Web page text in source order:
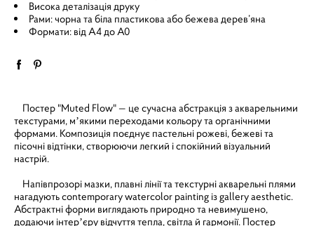
Висока деталізація друку
Рами: чорна та біла пластикова або бежева дерев’яна
Формати: від A4 до A0
Постер "Muted Flow" — це сучасна абстракція з акварельними
текстурами, мʼякими переходами кольору та органічними
формами. Композиція поєднує пастельні рожеві, бежеві та
пісочні відтінки, створюючи легкий і спокійний візуальний
настрій.
Напівпрозорі мазки, плавні лінії та текстурні акварельні плями
нагадують contemporary watercolor painting із gallery aesthetic.
Абстрактні форми виглядають природно та невимушено,
додаючи інтерʼєру відчуття тепла, світла й гармонії. Постер